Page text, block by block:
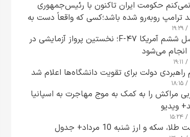
نمی‌کنم حکومت ایران تاکنون با رئیس‌جمهوری
ترامپ روبه‌رو شده باشد؛کسی که واقعاً دست به
جنگنده نسل ششم آمریکا F-۴۷؛ نخستین پرواز آزمایشی در
دولت برای تقویت دانشگاه‌ها اعلام شد
مراکش را به کمک به موج مهاجرت به اسپانیا
ویدیو
سکه و ارز شنبه 10 مرداد+ جدول